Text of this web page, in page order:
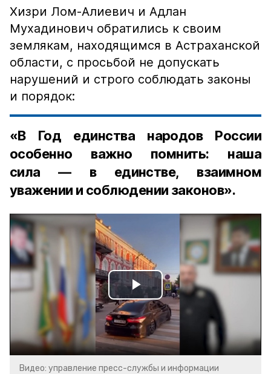
Хизри Лом-Алиевич и Адлан
Мухадинович обратились к своим
землякам, находящимся в Астраханской
области, с просьбой не допускать
нарушений и строго соблюдать законы
и порядок:
«В Год единства народов России
особенно важно помнить: наша
сила — в единстве, взаимном
уважении и соблюдении законов».
Play
Video
Видео: управление пресс-службы и информации